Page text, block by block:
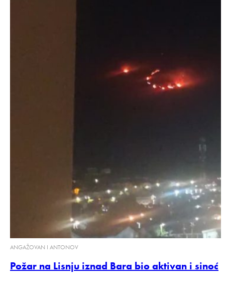
ANGAŽOVAN I ANTONOV
Požar na Lisnju iznad Bara bio aktivan i sinoć